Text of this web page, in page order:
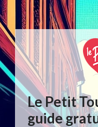
Aller
au
contenu
Le Petit
guide